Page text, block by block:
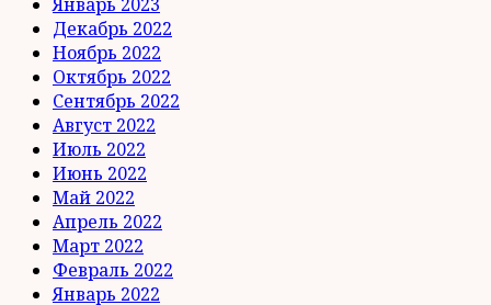
Декабрь 2022
Ноябрь 2022
Октябрь 2022
Сентябрь 2022
Август 2022
Июль 2022
Июнь 2022
Май 2022
Апрель 2022
Март 2022
Февраль 2022
Январь 2022